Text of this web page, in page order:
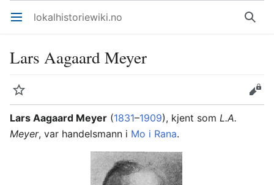
Åpne hovedmenyen lokalhistoriewiki.no Søk
Lars Aagaard Meyer
Overvåk
Rediger
Lars Aagaard Meyer (1831–1909), kjent som L.A.
Meyer, var handelsmann i Mo i Rana.